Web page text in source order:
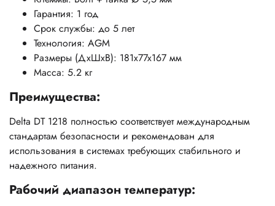
Гарантия: 1 год
Срок службы: до 5 лет
Технология: AGM
Размеры (ДхШхВ): 181x77x167 мм
Масса: 5.2 кг
Преимущества:
Delta DT 1218 полностью соответствует международным
стандартам безопасности и рекомендован для
использования в системах требующих стабильного и
надежного питания.
Рабочий диапазон температур: